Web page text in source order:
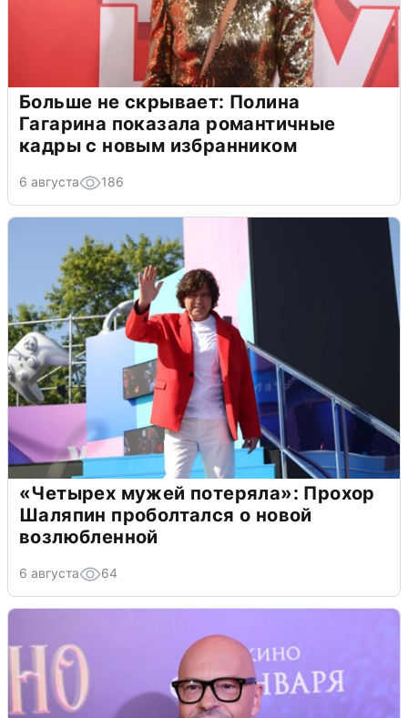
Больше не скрывает: Полина
Гагарина показала романтичные
кадры с новым избранником
6 августа 186
«Четырех мужей потеряла»: Прохор
Шаляпин проболтался о новой
возлюбленной
6 августа 64